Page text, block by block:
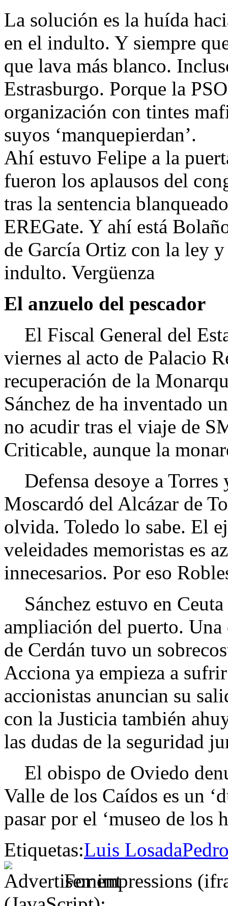
La solución es la huída
en el indulto. Y siempre
que lava más blanco.
Estrasburgo. Porque la
organización con tintes
suyos ‘manquepierdan’.
Ahí estuvo Felipe a la
fueron los aplausos del
tras la sentencia
EREGate. Y ahí está
de García Ortiz con la ley
indulto. Vergüenza
El anzuelo del pescador
El Fiscal General del
viernes al acto de Palacio
recuperación de la
Sánchez de ha inventado
no acudir tras el viaje de
Criticable, aunque la
Defensa desoye a Torres
Moscardó del Alcázar de
olvida. Toledo lo sabe. El
veleidades memoristas es
innecesarios. Por eso
Sánchez estuvo en
ampliación del puerto.
de Cerdán tuvo un
Acciona ya empieza a
accionistas anuncian su
con la Justicia también
las dudas de la seguridad
El obispo de Oviedo
Valle de los Caídos es un
pasar por el ‘museo de los
Etiquetas:Luis Losada
For impressions